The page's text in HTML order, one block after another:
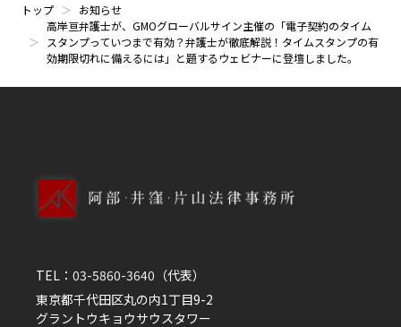
トップ
お知らせ
高岸亘弁護士が、GMOグローバルサイン主催の「電子契約のタイム
スタンプっていつまで有効？弁護士が徹底解説！タイムスタンプの有
効期限切れに備えるには」と題するウェビナーに登壇しました。
TEL： 03-5860-3640 （代表）
東京都千代田区丸の内1丁目9-2
グラントウキョウサウスタワー